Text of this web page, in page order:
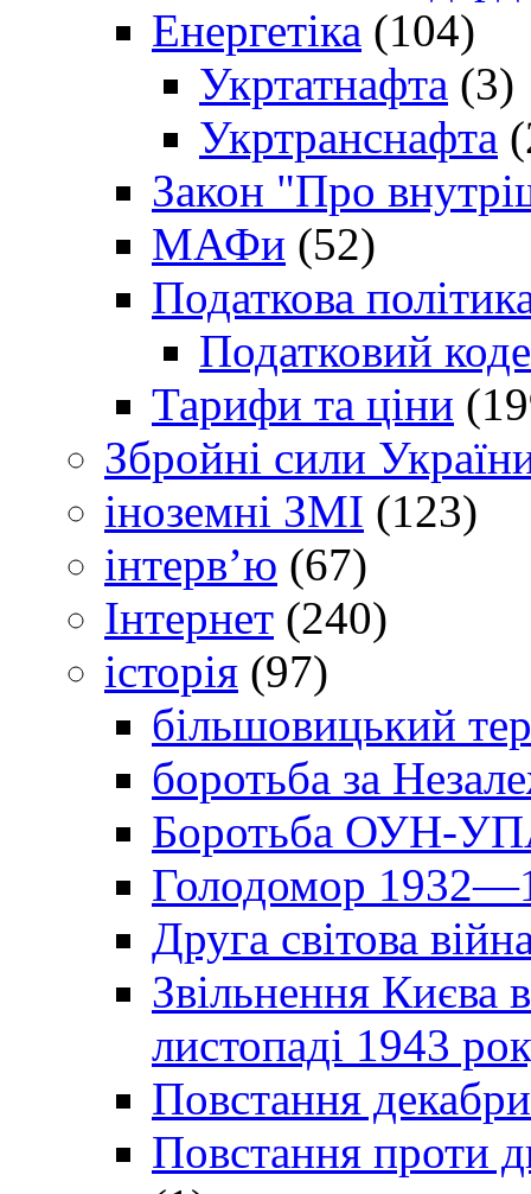
Енергетіка (104)
Укртатнафта (3)
Укртранснафта
Закон "Про
МАФи (52)
Податкова
Податковий
Тарифи та ціни
Збройні сили
іноземні ЗМІ (123)
інтерв’ю (67)
Інтернет (240)
історія (97)
більшовицький
боротьба за
Боротьба ОУН-УПА
Голодомор
Друга світова
Звільнення Києва
листопаді 1943
Повстання
Повстання проти